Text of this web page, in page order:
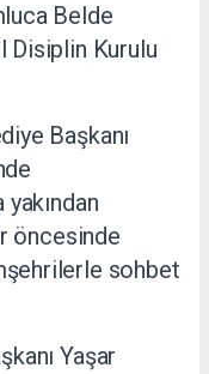
Belde
Disiplin Kurulu
Başkanı
öncesinde
sohbet
Yaşar